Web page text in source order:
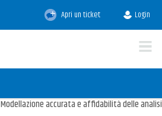
Apri un ticket Login
Modellazione accurata e affidabilità delle analisi